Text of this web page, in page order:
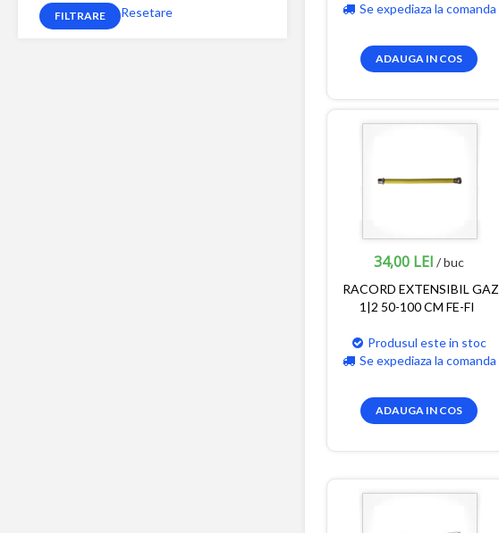
Resetare
Se expediaza la comanda
ADAUGA IN COS
34,00 LEI / buc
RACORD EXTENSIBIL GAZ
1|2 50-100 CM FE-FI
Produsul este in stoc
Se expediaza la comanda
ADAUGA IN COS